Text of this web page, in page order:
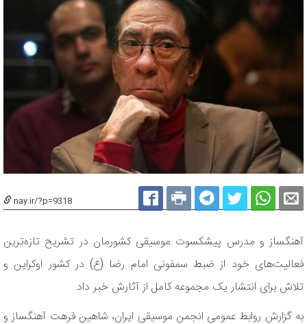
nay.ir/?p=9318
آهنگساز و مدرس پیشکسوت موسیقی کشورمان در تشریح تازه‌ترین
فعالیت‌های خود از ضبط سمفونی امام رضا (ع) در کشور اوکراین و
تلاش برای انتشار یک مجموعه کامل از آثارش خبر داد.
به گزارش روابط عمومی انجمن موسیقی ایران، شاهین فرهت آهنگساز و